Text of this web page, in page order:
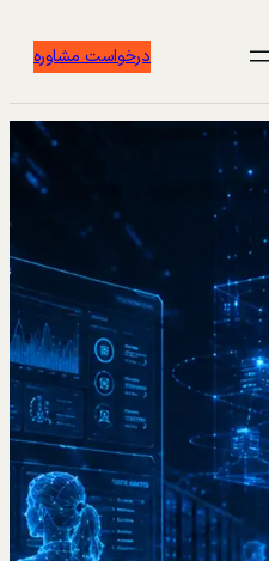
درخواست مشاوره